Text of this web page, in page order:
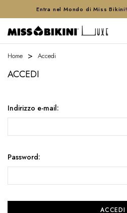
Entra nel Mondo di Miss Bikini!
Home Accedi
ACCEDI
Indirizzo e-mail:
Password: